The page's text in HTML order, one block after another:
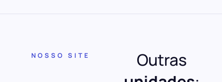
NOSSO SITE
Outras